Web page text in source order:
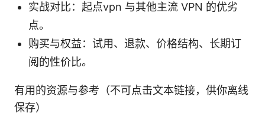
实战对比：起点vpn 与其他主流 VPN 的优劣
点。
购买与权益：试用、退款、价格结构、长期订
阅的性价比。
有用的资源与参考（不可点击文本链接，供你离线
保存）